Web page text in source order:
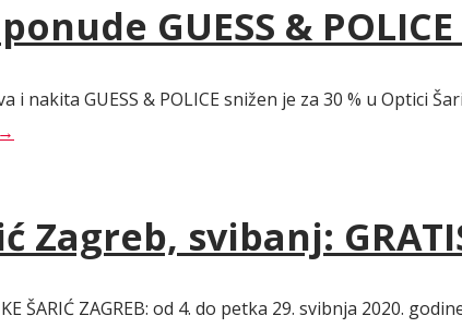
GUESS & POLICE
i nakita GUESS & POLICE snižen je za 30 % u Optici
Zagreb, svibanj:
ŠARIĆ ZAGREB: od 4. do petka 29. svibnja 2020.